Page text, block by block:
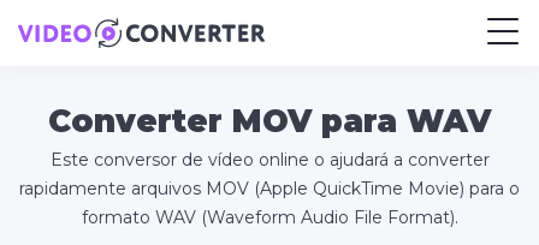
Converter MOV para WAV
Este conversor de vídeo online o ajudará a converter
rapidamente arquivos MOV (Apple QuickTime Movie) para o
formato WAV (Waveform Audio File Format).